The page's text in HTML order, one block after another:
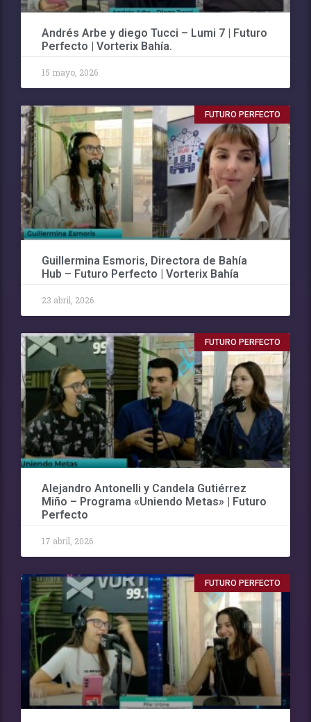
Andrés Arbe y diego Tucci – Lumi 7 | Futuro
Perfecto | Vorterix Bahía.
15 mayo, 2026
FUTURO PERFECTO
Guillermina Esmoris, Directora de Bahía
Hub – Futuro Perfecto | Vorterix Bahía
23 abril, 2026
FUTURO PERFECTO
Alejandro Antonelli y Candela Gutiérrez
Miño – Programa «Uniendo Metas» | Futuro
Perfecto
17 abril, 2026
FUTURO PERFECTO